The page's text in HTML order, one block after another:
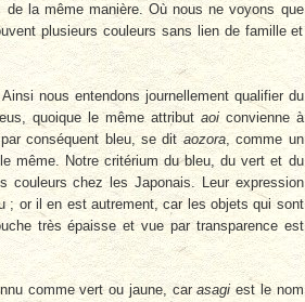
de la même manière. Où nous ne voyons que
plusieurs couleurs sans lien de famille et
nous entendons journellement qualifier du
quoique le même attribut aoiconvienne à
conséquent bleu, se ditaozora, comme un
même. Notre critérium du bleu, du vert et du
chez les Japonais. Leur expression
; or il en est autrement, car les objets qui sont
très épaisse et vue par transparence est
comme vert ou jaune, carasagiest le nom